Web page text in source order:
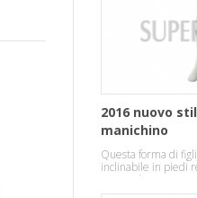
2016 nuovo
manichino
Questa forma di
inclinabile in piedi
effetto di